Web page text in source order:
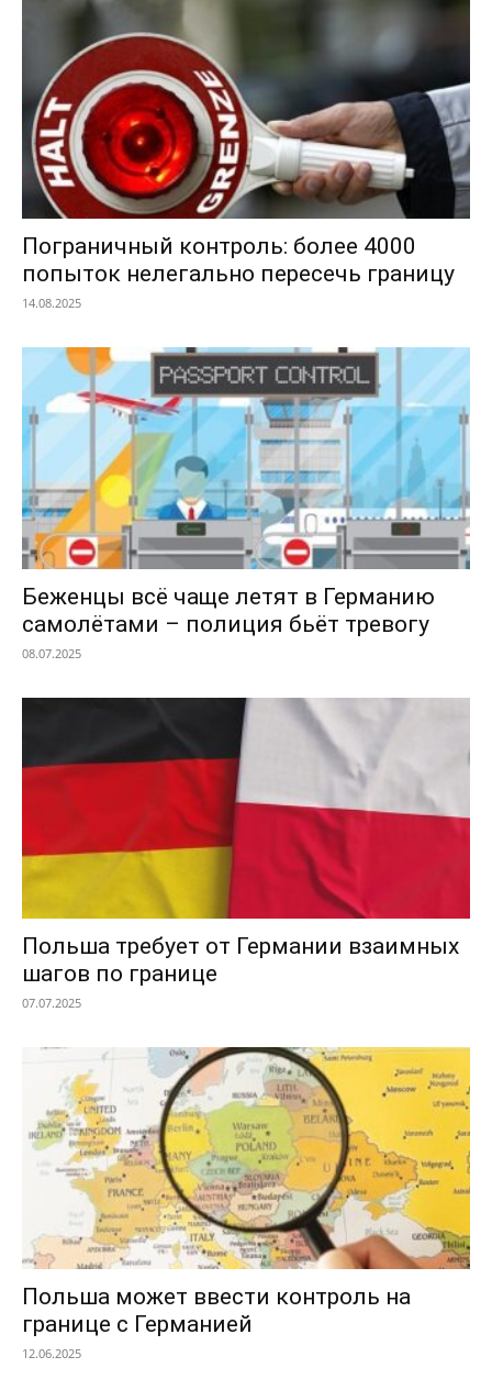
Пограничный контроль: более 4000
попыток нелегально пересечь границу
14.08.2025
Беженцы всё чаще летят в Германию
самолётами – полиция бьёт тревогу
08.07.2025
Польша требует от Германии взаимных
шагов по границе
07.07.2025
Польша может ввести контроль на
границе с Германией
12.06.2025